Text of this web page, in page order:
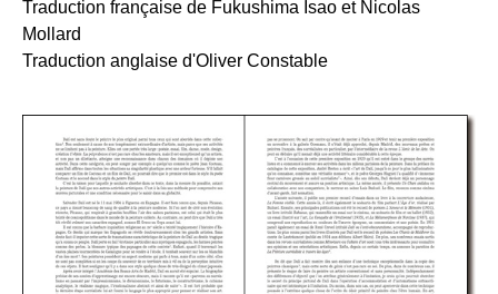
Traduction française de Fukushima Isao et Nicolas
Mollard
Traduction anglaise d'Oliver Constable